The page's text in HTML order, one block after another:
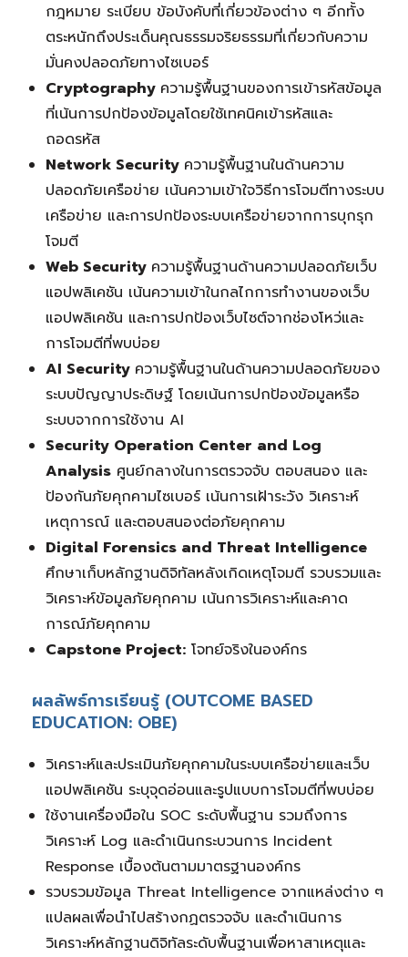
กฎหมาย ระเบียบ ข้อบังคับที่เกี่ยวข้องต่าง ๆ อีกทั้ง
ตระหนักถึงประเด็นคุณธรรมจริยธรรมที่เกี่ยวกับความ
มั่นคงปลอดภัยทางไซเบอร์
Cryptography ความรู้พื้นฐานของการเข้ารหัสข้อมูล
ที่เน้นการปกป้องข้อมูลโดยใช้เทคนิคเข้ารหัสและ
ถอดรหัส
Network Security ความรู้พื้นฐานในด้านความ
ปลอดภัยเครือข่าย เน้นความเข้าใจวิธีการโจมตีทางระบบ
เครือข่าย และการปกป้องระบบเครือข่ายจากการบุกรุก
โจมตี
Web Security ความรู้พื้นฐานด้านความปลอดภัยเว็บ
แอปพลิเคชัน เน้นความเข้าในกลไกการทำงานของเว็บ
แอปพลิเคชัน และการปกป้องเว็บไซต์จากช่องโหว่และ
การโจมตีที่พบบ่อย
AI Security ความรู้พื้นฐานในด้านความปลอดภัยของ
ระบบปัญญาประดิษฐ์ โดยเน้นการปกป้องข้อมูลหรือ
ระบบจากการใช้งาน AI
Security Operation Center and Log
Analysis ศูนย์กลางในการตรวจจับ ตอบสนอง และ
ป้องกันภัยคุกคามไซเบอร์ เน้นการเฝ้าระวัง วิเคราะห์
เหตุการณ์ และตอบสนองต่อภัยคุกคาม
Digital Forensics and Threat Intelligence
ศึกษาเก็บหลักฐานดิจิทัลหลังเกิดเหตุโจมตี รวบรวมและ
วิเคราะห์ข้อมูลภัยคุกคาม เน้นการวิเคราะห์และคาด
การณ์ภัยคุกคาม
Capstone Project: โจทย์จริงในองค์กร
ผลลัพธ์การเรียนรู้ (OUTCOME BASED
EDUCATION: OBE)
วิเคราะห์และประเมินภัยคุกคามในระบบเครือข่ายและเว็บ
แอปพลิเคชัน ระบุจุดอ่อนและรูปแบบการโจมตีที่พบบ่อย
ใช้งานเครื่องมือใน SOC ระดับพื้นฐาน รวมถึงการ
วิเคราะห์ Log และดำเนินกระบวนการ Incident
Response เบื้องต้นตามมาตรฐานองค์กร
รวบรวมข้อมูล Threat Intelligence จากแหล่งต่าง ๆ
แปลผลเพื่อนำไปสร้างกฏตรวจจับ และดำเนินการ
วิเคราะห์หลักฐานดิจิทัลระดับพื้นฐานเพื่อหาสาเหตุและ